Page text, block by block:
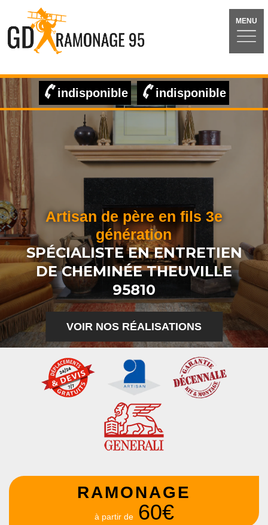
MENU
indisponible indisponible
Artisan de père en fils 3e
génération
SPÉCIALISTE EN ENTRETIEN
DE CHEMINÉE THEUVILLE
95810
VOIR NOS RÉALISATIONS
RAMONAGE
à partir de 60€